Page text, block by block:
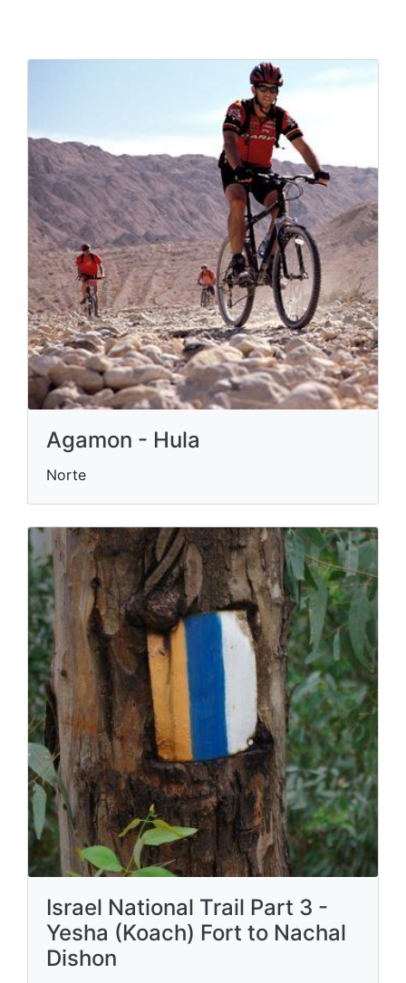
Agamon - Hula
Norte
Israel National Trail Part 3 -
Yesha (Koach) Fort to Nachal
Dishon